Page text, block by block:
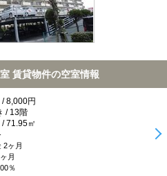
賃貸物件の空室情報
/ 8,000円
/ 13階
/ 71.95㎡
2ヶ月
月
％